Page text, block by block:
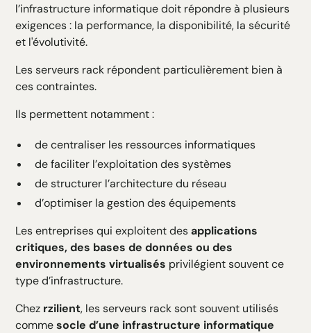
l’infrastructure informatique doit répondre à plusieurs
exigences : la performance, la disponibilité, la sécurité
et l'évolutivité.
Les serveurs rack répondent particulièrement bien à
ces contraintes.
Ils permettent notamment :
de centraliser les ressources informatiques
de faciliter l’exploitation des systèmes
de structurer l’architecture du réseau
d’optimiser la gestion des équipements
Les entreprises qui exploitent desapplications
critiques, des bases de données ou des
environnements virtualisés privilégient souvent ce
type d’infrastructure.
Chez rzilient, les serveurs rack sont souvent utilisés
commesocle d’une infrastructure informatique